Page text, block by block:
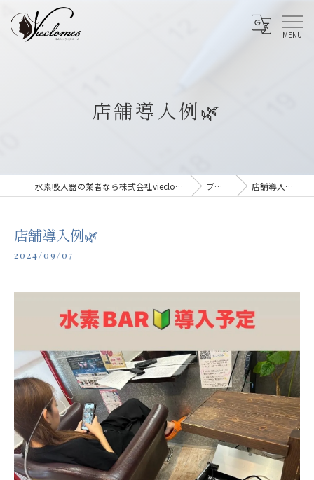
店舗導入例🌿
水素吸入器の業者なら株式会社vieclomes ブログ 店舗導入例🌿
店舗導入例🌿
2024/09/07